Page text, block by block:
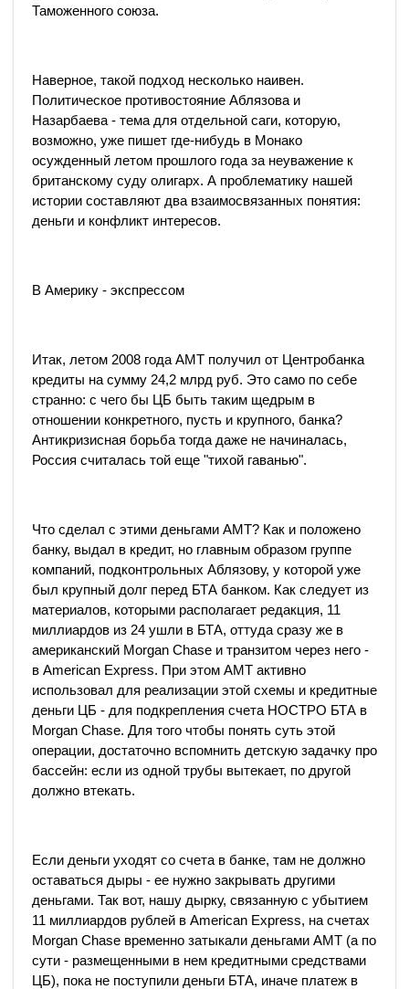
Таможенного союза.
Наверное, такой подход несколько наивен.
Политическое противостояние Аблязова и
Назарбаева - тема для отдельной саги, которую,
возможно, уже пишет где-нибудь в Монако
осужденный летом прошлого года за неуважение к
британскому суду олигарх. А проблематику нашей
истории составляют два взаимосвязанных понятия:
деньги и конфликт интересов.
В Америку - экспрессом
Итак, летом 2008 года АМТ получил от Центробанка
кредиты на сумму 24,2 млрд руб. Это само по себе
странно: с чего бы ЦБ быть таким щедрым в
отношении конкретного, пусть и крупного, банка?
Антикризисная борьба тогда даже не начиналась,
Россия считалась той еще "тихой гаванью".
Что сделал с этими деньгами АМТ? Как и положено
банку, выдал в кредит, но главным образом группе
компаний, подконтрольных Аблязову, у которой уже
был крупный долг перед БТА банком. Как следует из
материалов, которыми располагает редакция, 11
миллиардов из 24 ушли в БТА, оттуда сразу же в
американский Morgan Chase и транзитом через него -
в American Express. При этом АМТ активно
использовал для реализации этой схемы и кредитные
деньги ЦБ - для подкрепления счета НОСТРО БТА в
Morgan Chase. Для того чтобы понять суть этой
операции, достаточно вспомнить детскую задачку про
бассейн: если из одной трубы вытекает, по другой
должно втекать.
Если деньги уходят со счета в банке, там не должно
оставаться дыры - ее нужно закрывать другими
деньгами. Так вот, нашу дырку, связанную с убытием
11 миллиардов рублей в American Express, на счетах
Morgan Chase временно затыкали деньгами АМТ (а по
сути - размещенными в нем кредитными средствами
ЦБ), пока не поступили деньги БТА, иначе платеж в